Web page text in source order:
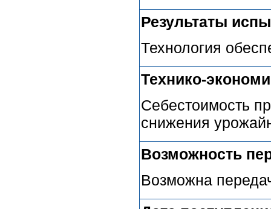
Результаты
Технология
Технико-
Себестоимость
снижения
Возможность
Возможна